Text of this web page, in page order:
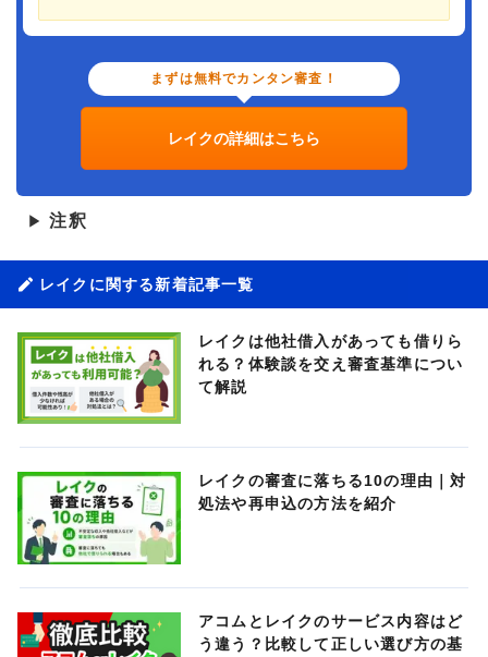
まずは無料でカンタン審査！
レイクの詳細はこちら
▶ 注釈
レイクに関する新着記事一覧
レイクは他社借入があっても借りら
れる？体験談を交え審査基準につい
て解説
レイクの審査に落ちる10の理由｜対
処法や再申込の方法を紹介
アコムとレイクのサービス内容はど
う違う？比較して正しい選び方の基